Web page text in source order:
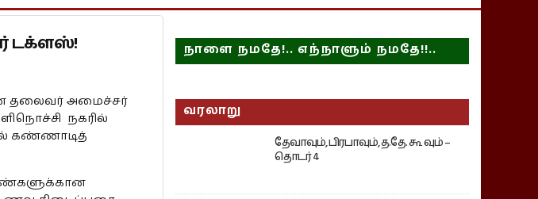
டக்ளஸ்!
தலைவர் அமைச்சர்
நகரில்
கண்ணாடித்
நாளை நமதே!.. எந்நாளும் நமதே!!..
வரலாறு
தேவாவும், பிரபாவும், த.தே. கூ வும் –
தொடர் 4